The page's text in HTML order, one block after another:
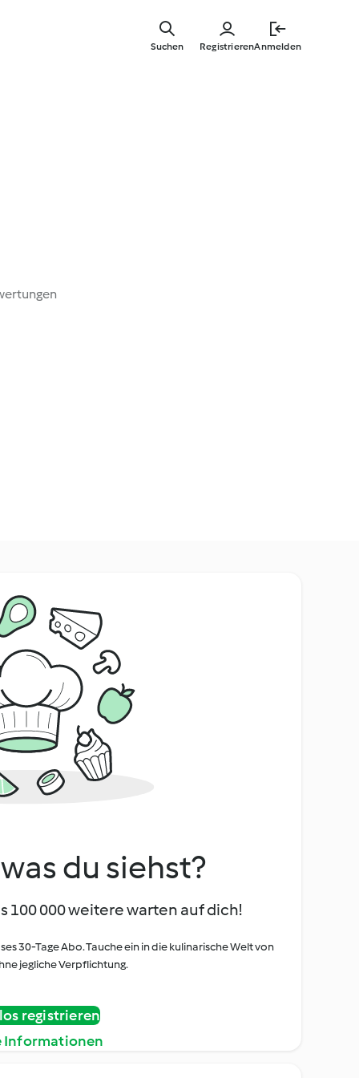
RegistrierenAnmelden
Suchen
du siehst?
100 000 weitere warten auf dich!
30-Tage Abo. Tauche ein in die kulinarische Welt von
jegliche Verpflichtung.
registrieren
Informationen